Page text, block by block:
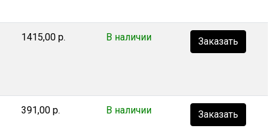
1415,00 р. В наличии Заказать
391,00 р. В наличии Заказать